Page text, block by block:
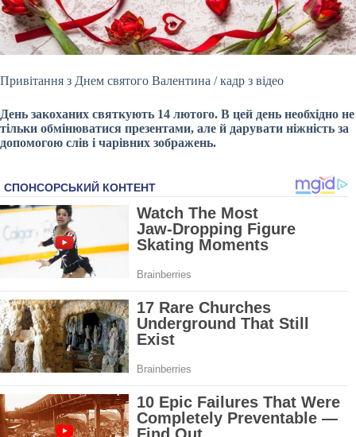
Привітання з Днем святого Валентина / кадр з відео
День закоханих святкують 14 лютого. В цей день необхідно не
тільки обмінюватися презентами, але й дарувати ніжність за
допомогою слів і чарівних зображень.